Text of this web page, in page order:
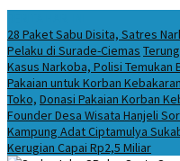
28 Paket Sabu Disita, Satres
Pelaku di Surade-Ciemas
Kasus Narkoba, Polisi Temukan
Pakaian untuk Korban
Toko, Donasi Pakaian Korban
Founder Desa Wisata Hanjeli
Kampung Adat Ciptamulya
Kerugian Capai Rp2,5 Miliar